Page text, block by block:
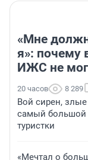
«Мне
я»: почему
ИЖС не
20 часов 8 289
Вой сирен, злые
самый большой
туристки
«Мечтал о